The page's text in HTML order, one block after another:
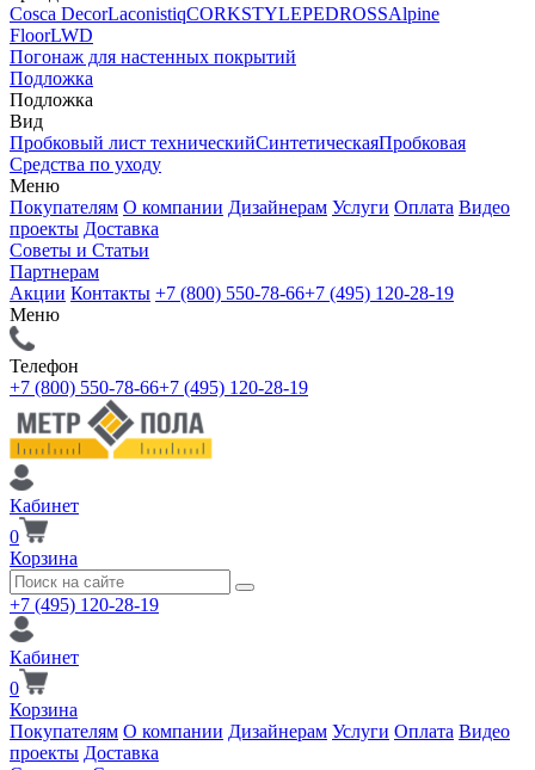
Cosca DecorLaconistiqCORKSTYLEPEDROSSAlpine
FloorLWD
Погонаж для настенных покрытий
Подложка
Подложка
Вид
Пробковый лист техническийСинтетическаяПробковая
Средства по уходу
Меню
Покупателям О компании Дизайнерам Услуги Оплата Видео
проекты Доставка
Советы и Статьи
Партнерам
Акции Контакты +7 (800) 550-78-66+7 (495) 120-28-19
Меню
Телефон
+7 (800) 550-78-66+7 (495) 120-28-19
Кабинет
0
Корзина
+7 (495) 120-28-19
Кабинет
0
Корзина
Покупателям О компании Дизайнерам Услуги Оплата Видео
проекты Доставка